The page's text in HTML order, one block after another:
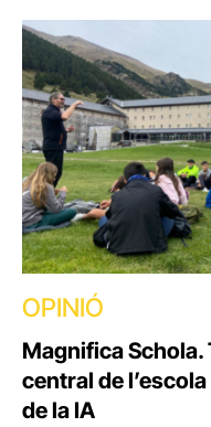
OPINIÓ
Magnifica Schola.
central de
de la IA